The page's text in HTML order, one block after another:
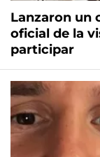
Lanzaron un
oficial de la
participar